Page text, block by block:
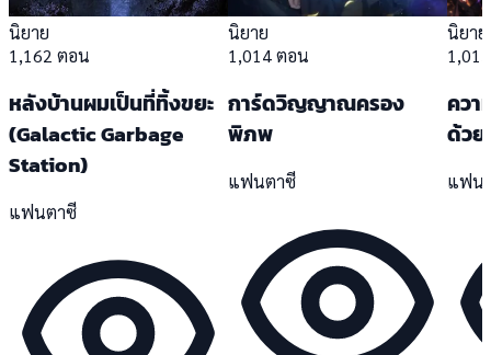
นิยาย
1,162 ตอน
หลังบ้านผมเป็นที่ทิ้งขยะ
(Galactic Garbage
Station)
แฟนตาซี
นิยาย
1,014 ตอน
การ์ดวิญญาณครอง
พิภพ
แฟนตาซี
นิยาย
ควา
ด้ว
แฟน